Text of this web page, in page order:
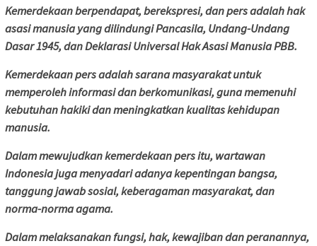
Kemerdekaan berpendapat, berekspresi, dan pers adalah hak
asasi manusia yang dilindungi Pancasila, Undang-Undang
Dasar 1945, dan Deklarasi Universal Hak Asasi Manusia PBB.
Kemerdekaan pers adalah sarana masyarakat untuk
memperoleh informasi dan berkomunikasi, guna memenuhi
kebutuhan hakiki dan meningkatkan kualitas kehidupan
manusia.
Dalam mewujudkan kemerdekaan pers itu, wartawan
Indonesia juga menyadari adanya kepentingan bangsa,
tanggung jawab sosial, keberagaman masyarakat, dan
norma-norma agama.
Dalam melaksanakan fungsi, hak, kewajiban dan peranannya,